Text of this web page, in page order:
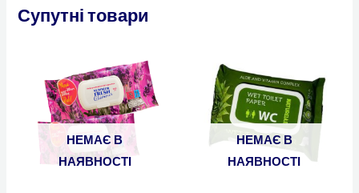
Супутні товари
НЕМАЄ В
НАЯВНОСТІ
НЕМАЄ В
НАЯВНОСТІ